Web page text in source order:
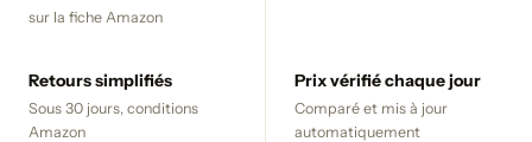
sur la fiche Amazon
Retours simplifiés
Sous 30 jours, conditions
Amazon
Prix vérifié chaque jour
Comparé et mis à jour
automatiquement